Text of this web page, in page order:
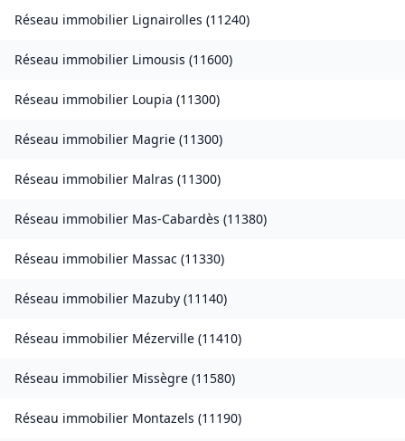
Réseau immobilier Lignairolles (11240)
Réseau immobilier Limousis (11600)
Réseau immobilier Loupia (11300)
Réseau immobilier Magrie (11300)
Réseau immobilier Malras (11300)
Réseau immobilier Mas-Cabardès (11380)
Réseau immobilier Massac (11330)
Réseau immobilier Mazuby (11140)
Réseau immobilier Mézerville (11410)
Réseau immobilier Missègre (11580)
Réseau immobilier Montazels (11190)